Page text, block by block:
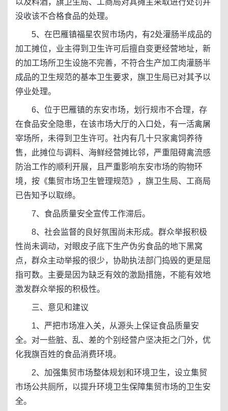
以及料酒，旗卫生局、工商局对其摊主采取进行处罚并
没收该不合格食品的处理。
5、在巴雁镇福星农贸市场内，有2处灌肠半成品的
加工摊位，业主得到卫生许可后擅自变更经营地址，新
的加工场所卫生设施不完善，不符合生产加工肉灌肠半
成品的卫生规范的基本卫生要求，旗卫生局已对其予以
停业处理。
6、位于巴雁镇的东安市场，划行规市不合理，存
在食品安全隐患，在该市场大厅的入口处，有一活禽屠
宰场所，未得到卫生许可。社内有几十只家禽饲养待
售，此摊位与调料、海鲜经营摊比邻，严重阻碍禽流感
防治工作的顺利开展，且严重影响东安市场的购物环
境，按《集贸市场卫生管理规范》，旗卫生局、工商局
已告知予以取缔。
7、食品质量安全宣传工作滞后。
8、社会监督的良好氛围尚未形成。群众举报积极
性尚未调动，对眼皮子底下生产伪劣食品的地下黑窝
点，群众主动举报的很少，协助执法部门捣毁的更是屈
指可数。主要是因为缺乏有效的激励措施，不能有效地
激发群众举报的积极性。
三、意见和建议
1、严把市场准入关，从源头上保证食品质量安
全。对一些脏、乱、差的个别经营户坚决拒之门外，优
化我旗百姓的食品消费环境。
2、加强集贸市场整体规划和环境卫生，设立集贸
市场公共厕所，以提升环境卫生保障集贸市场的卫生安
全。